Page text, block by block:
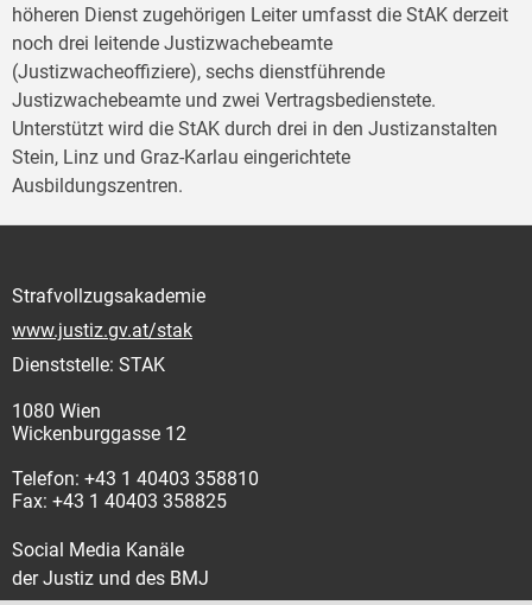
höheren Dienst zugehörigen Leiter umfasst die StAK derzeit
noch drei leitende Justizwachebeamte
(Justizwacheoffiziere), sechs dienstführende
Justizwachebeamte und zwei Vertragsbedienstete.
Unterstützt wird die StAK durch drei in den Justizanstalten
Stein, Linz und Graz-Karlau eingerichtete
Ausbildungszentren.
Strafvollzugsakademie
www.justiz.gv.at/stak
Dienststelle: STAK
1080 Wien
Wickenburggasse 12
Telefon: +43 1 40403 358810
Fax: +43 1 40403 358825
Social Media Kanäle
der Justiz und des BMJ